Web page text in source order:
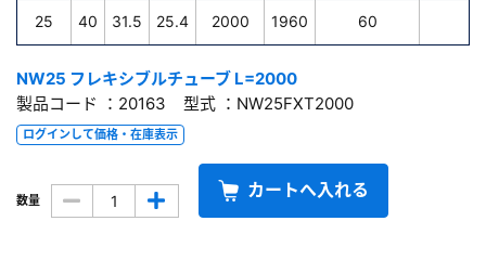
25 40 31.5 25.4 2000 1960 60
NW25 フレキシブルチューブ L=2000
製品コード ：20163 型式 ：NW25FXT2000
ログインして価格・在庫表示
数量 カートへ入れる